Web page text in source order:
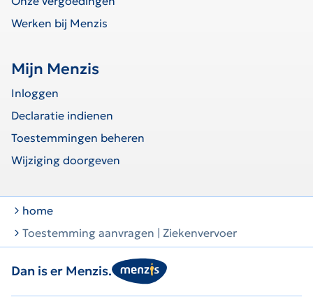
Werken bij Menzis
Mijn Menzis
Inloggen
Declaratie indienen
Toestemmingen beheren
Wijziging doorgeven
home
Toestemming aanvragen | Ziekenvervoer
Dan is er Menzis.